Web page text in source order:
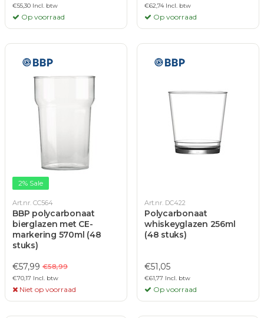
€55,30 Incl. btw
Op voorraad
€62,74 Incl. btw
Op voorraad
2% Sale
Art.nr. CC564
BBP polycarbonaat
bierglazen met CE-
markering 570ml (48
stuks)
€57,99 €58,99
€70,17 Incl. btw
Niet op voorraad
Art.nr. DC422
Polycarbonaat
whiskeyglazen 256ml
(48 stuks)
€51,05
€61,77 Incl. btw
Op voorraad